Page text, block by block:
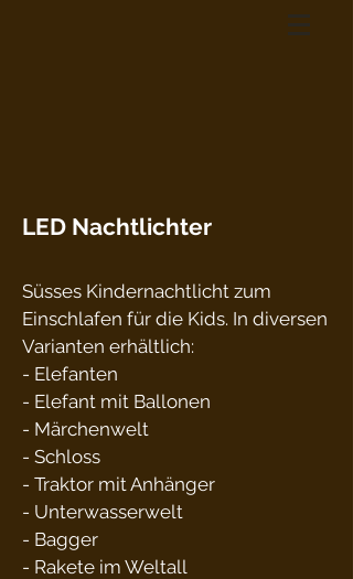
LED Nachtlichter
Süsses Kindernachtlicht zum
Einschlafen für die Kids. In diversen
Varianten erhältlich:
- Elefanten
- Elefant mit Ballonen
- Märchenwelt
- Schloss
- Traktor mit Anhänger
- Unterwasserwelt
- Bagger
- Rakete im Weltall